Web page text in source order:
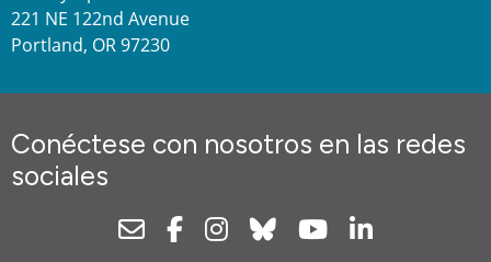
221 NE 122nd Avenue
Portland, OR 97230
Conéctese con nosotros en las redes
sociales
NewsletterFacebookInstagram
Bluesky Youtube